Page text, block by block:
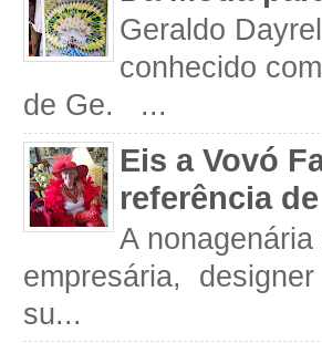
Geraldo
conhecido
de Ge. ...
Eis a Vovó
referência
A
empresária,
su...